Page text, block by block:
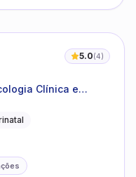
5.0(4)
Clínica e